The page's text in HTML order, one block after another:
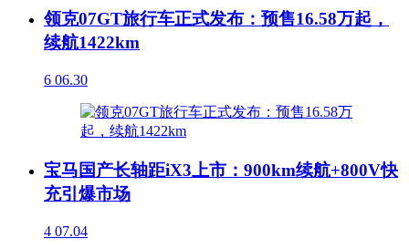
领克07GT旅行车正式发布：预售16.58万起，
续航1422km
6 06.30
宝马国产长轴距iX3上市：900km续航+800V快
充引爆市场
4 07.04